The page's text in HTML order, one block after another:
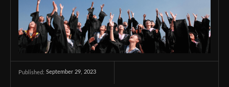
Published: September 29, 2023